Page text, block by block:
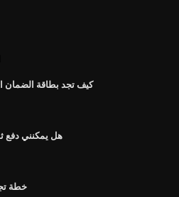
كيف تجد بطاقة الضمان
هل يمكنني دفع
خطة